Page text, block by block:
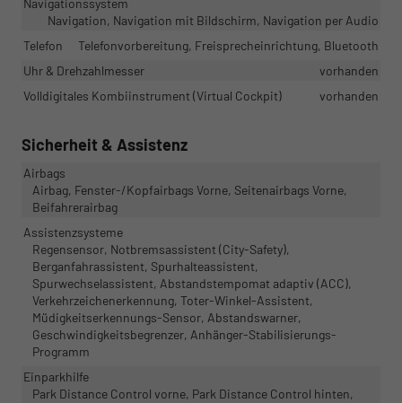
Navigation, Navigation mit Bildschirm, Navigation per Audio
Telefon
Telefonvorbereitung, Freisprecheinrichtung, Bluetooth
Uhr & Drehzahlmesser
vorhanden
Volldigitales Kombiinstrument (Virtual Cockpit)
vorhanden
Sicherheit & Assistenz
Airbags
Airbag, Fenster-/Kopfairbags Vorne, Seitenairbags Vorne,
Beifahrerairbag
Assistenzsysteme
Regensensor, Notbremsassistent (City-Safety),
Berganfahrassistent, Spurhalteassistent,
Spurwechselassistent, Abstandstempomat adaptiv (ACC),
Verkehrzeichenerkennung, Toter-Winkel-Assistent,
Müdigkeitserkennungs-Sensor, Abstandswarner,
Geschwindigkeitsbegrenzer, Anhänger-Stabilisierungs-
Programm
Einparkhilfe
Park Distance Control vorne, Park Distance Control hinten,